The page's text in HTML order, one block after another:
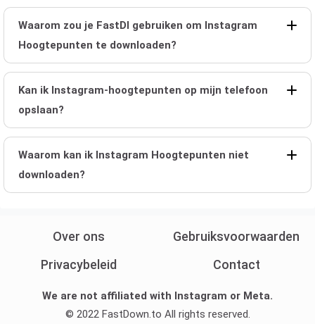
Waarom zou je FastDl gebruiken om Instagram
Hoogtepunten te downloaden?
Kan ik Instagram-hoogtepunten op mijn telefoon
opslaan?
Waarom kan ik Instagram Hoogtepunten niet
downloaden?
Over ons
Gebruiksvoorwaarden
Privacybeleid
Contact
We are not affiliated with Instagram or Meta.
© 2022 FastDown.to All rights reserved.